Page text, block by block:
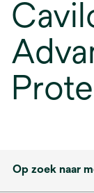
Op zoek naar